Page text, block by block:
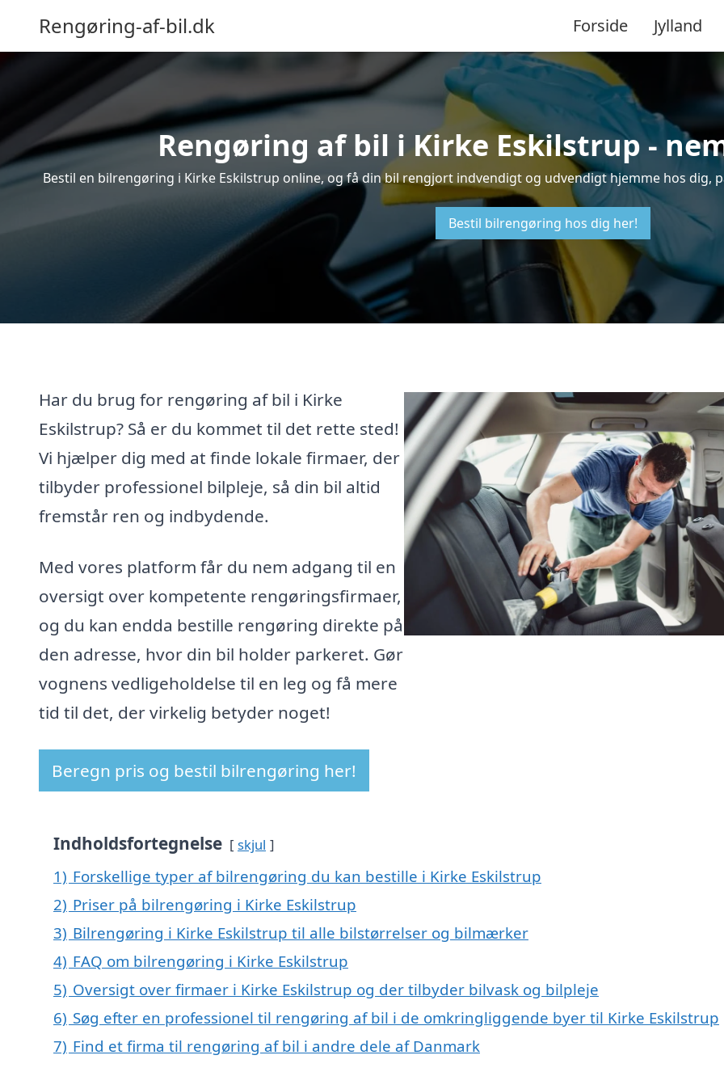
Rengøring-af-bil.dk Forside Jylland
Rengøring af bil i Kirke Eskilstrup -
Bestil en bilrengøring i Kirke Eskilstrup online, og få din bil rengjort indvendigt og udvendigt hjemme hos dig,
Bestil bilrengøring hos dig her!
Har du brug for rengøring af bil i Kirke
Eskilstrup? Så er du kommet til det rette sted!
Vi hjælper dig med at finde lokale firmaer, der
tilbyder professionel bilpleje, så din bil altid
fremstår ren og indbydende.
Med vores platform får du nem adgang til en
oversigt over kompetente rengøringsfirmaer,
og du kan endda bestille rengøring direkte på
den adresse, hvor din bil holder parkeret. Gør
vognens vedligeholdelse til en leg og få mere
tid til det, der virkelig betyder noget!
Beregn pris og bestil bilrengøring her!
Indholdsfortegnelse skjul
1) Forskellige typer af bilrengøring du kan bestille i Kirke Eskilstrup
2) Priser på bilrengøring i Kirke Eskilstrup
3) Bilrengøring i Kirke Eskilstrup til alle bilstørrelser og bilmærker
4) FAQ om bilrengøring i Kirke Eskilstrup
5) Oversigt over firmaer i Kirke Eskilstrup og der tilbyder bilvask og bilpleje
6) Søg efter en professionel til rengøring af bil i de omkringliggende byer til Kirke Eskilstrup
7) Find et firma til rengøring af bil i andre dele af Danmark